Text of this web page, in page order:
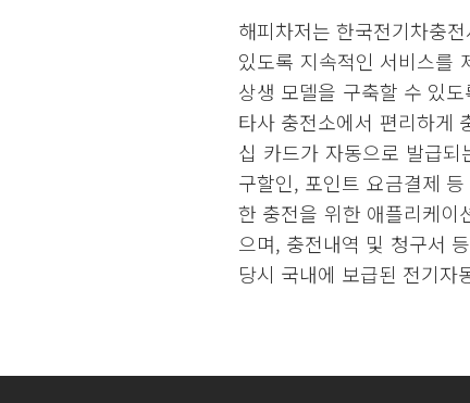
해피차저는 한국전기차충
있도록 지속적인 서비스를
상생 모델을 구축할 수 있
타사 충전소에서 편리하게
십 카드가 자동으로 발급
구할인, 포인트 요금결제
한 충전을 위한 애플리케이
으며, 충전내역 및 청구서
당시 국내에 보급된 전기자